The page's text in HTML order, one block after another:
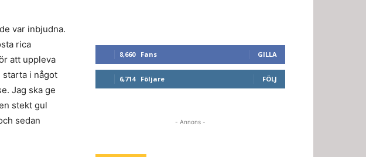
var inbjudna.
rica
att uppleva
starta i något
Jag ska ge
stekt gul
sedan
8,660 Fans GILLA
6,714 Följare FÖLJ
- Annons -